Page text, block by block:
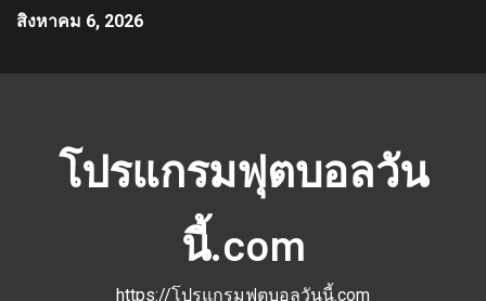
สิงหาคม 6, 2026
โปรแกรมฟุตบอลวัน
นี้.com
https://โปรแกรมฟุตบอลวันนี้.com